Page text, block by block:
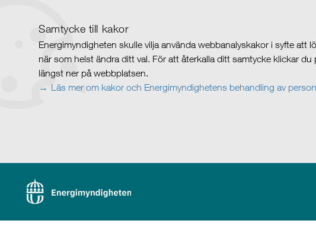
Samtycke till kakor
Energimyndigheten skulle vilja använda webbanalyskakor i syfte
när som helst ändra ditt val. För att återkalla ditt samtycke klickar
längst ner på webbplatsen.
Läs mer om kakor och Energimyndighetens behandling av